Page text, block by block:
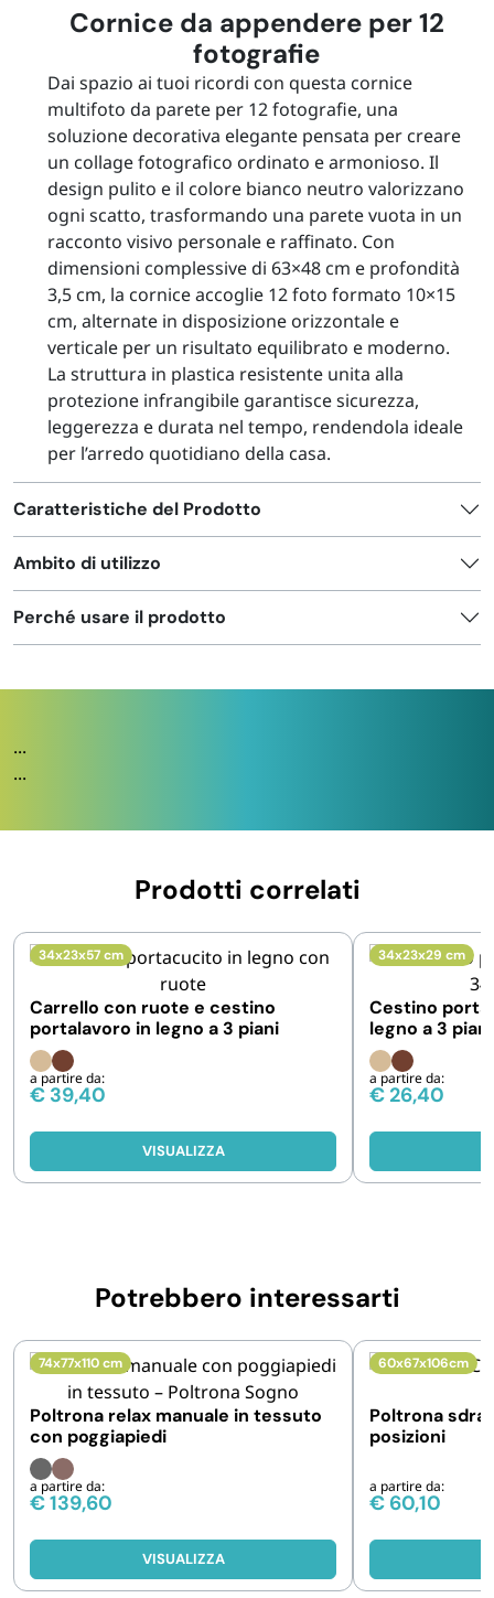
Cornice da appendere per 12
fotografie
Dai spazio ai tuoi ricordi con questa cornice
multifoto da parete per 12 fotografie, una
soluzione decorativa elegante pensata per creare
un collage fotografico ordinato e armonioso. Il
design pulito e il colore bianco neutro valorizzano
ogni scatto, trasformando una parete vuota in un
racconto visivo personale e raffinato. Con
dimensioni complessive di 63×48 cm e profondità
3,5 cm, la cornice accoglie 12 foto formato 10×15
cm, alternate in disposizione orizzontale e
verticale per un risultato equilibrato e moderno.
La struttura in plastica resistente unita alla
protezione infrangibile garantisce sicurezza,
leggerezza e durata nel tempo, rendendola ideale
per l’arredo quotidiano della casa.
Caratteristiche del Prodotto
Ambito di utilizzo
Perché usare il prodotto
...
...
Prodotti correlati
34x23x57 cm
Carrello con ruote e cestino
portalavoro in legno a 3 piani
a partire da:
€ 39,40
VISUALIZZA
34x23x29 cm
Cestino
legno a 3 piani
a partire da:
€ 26,40
Potrebbero interessarti
74x77x110 cm
Poltrona relax manuale in tessuto
con poggiapiedi
a partire da:
€139,60
VISUALIZZA
60x67x106cm
Poltrona
posizioni
a partire da:
€ 60,10